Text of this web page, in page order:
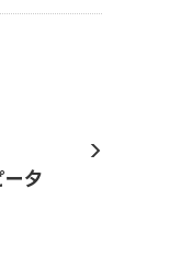
ー夕